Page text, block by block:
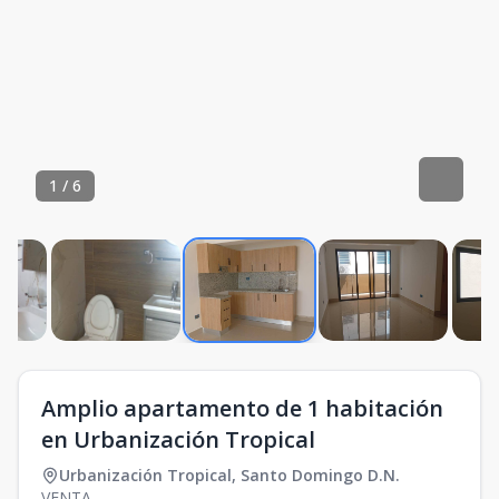
1 / 6
Amplio apartamento de 1 habitación
en Urbanización Tropical
Urbanización Tropical, Santo Domingo D.N.